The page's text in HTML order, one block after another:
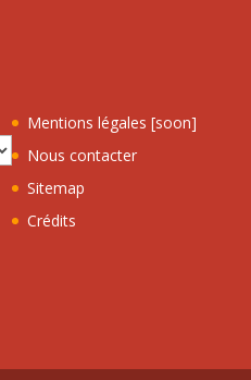
Mentions légales [soon]
Nous contacter
Sitemap
Crédits